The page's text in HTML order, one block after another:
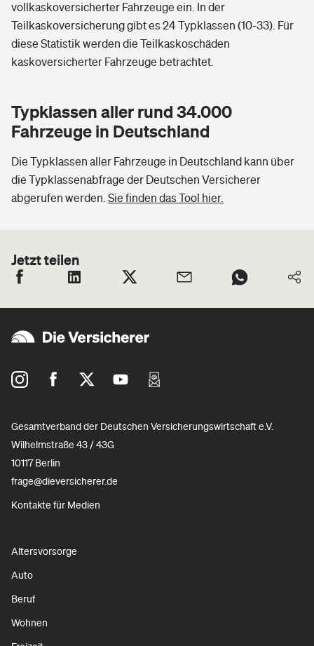
vollkaskoversicherter Fahrzeuge ein. In der
Teilkaskoversicherung gibt es 24 Typklassen (10-33). Für
diese Statistik werden die Teilkaskoschäden
kaskoversicherter Fahrzeuge betrachtet.
Typklassen aller rund 34.000
Fahrzeuge in Deutschland
Die Typklassen aller Fahrzeuge in Deutschland kann über
die Typklassenabfrage der Deutschen Versicherer
abgerufen werden. Sie finden das Tool hier.
Jetzt teilen
Gesamtverband der Deutschen Versicherungswirtschaft e.V.
Wilhelmstraße 43 / 43G
10117 Berlin
frage@dieversicherer.de
Kontakte für Medien
Altersvorsorge
Auto
Beruf
Wohnen